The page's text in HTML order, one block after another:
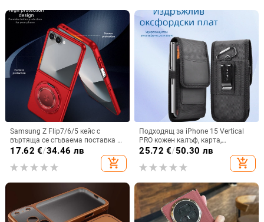
Samsung Z Flip7/6/5 кейс с
въртяща се сгъваема поставка и
магнитна скоба, 360° въртене,
поликарбонатен корпус
17.62 €/34.46 лв
add_shopping_cart
Подходящ за iPhone 15 Vertical
PRO кожен калъф, карта,
оксфордски плат, найлонов плат,
мобилен телефон
25.72 €/50.30 лв
add_shopping_cart